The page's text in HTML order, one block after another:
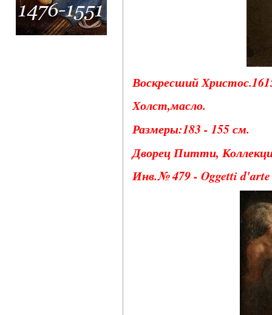
Воскресший
Холст,масло.
Размеры:183 - 155 см.
Дворец Питти,
Инв.№ 479 - Oggetti